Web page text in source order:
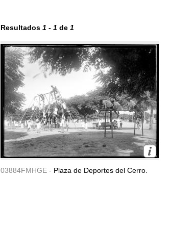
Resultados 1 - 1 de 1
03884FMHGE - Plaza de Deportes del Cerro.